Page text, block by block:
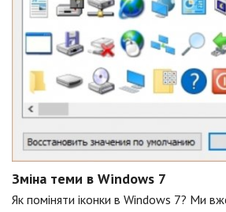
Зміна теми в Windows 7
Як поміняти іконки в Windows 7? Ми